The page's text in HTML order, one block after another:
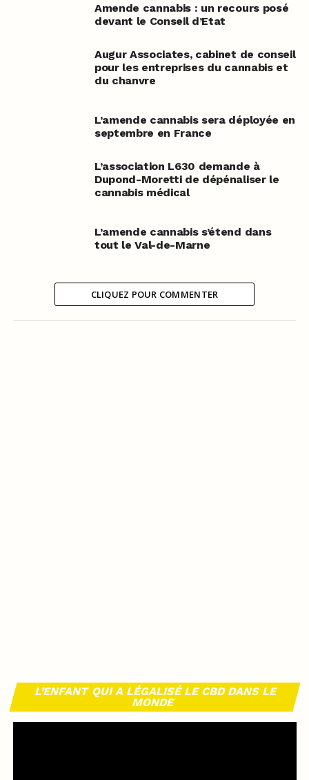
Amende cannabis : un recours posé
devant le Conseil d’Etat
Augur Associates, cabinet de conseil
pour les entreprises du cannabis et
du chanvre
L’amende cannabis sera déployée en
septembre en France
L’association L630 demande à
Dupond-Moretti de dépénaliser le
cannabis médical
L’amende cannabis s’étend dans
tout le Val-de-Marne
CLIQUEZ POUR COMMENTER
L’ENFANT QUI A LÉGALISÉ LE CBD DANS LE
MONDE